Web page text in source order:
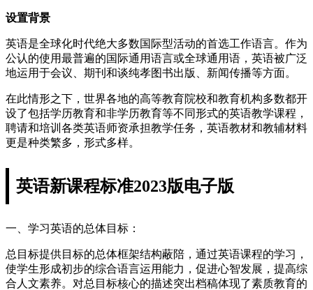
设置背景
英语是全球化时代绝大多数国际型活动的首选工作语言。作为
公认的使用最普遍的国际通用语言或全球通用语，英语被广泛
地运用于会议、期刊和谈纯孝图书出版、新闻传播等方面。
在此情形之下，世界各地的高等教育院校和教育机构多数都开
设了包括学历教育和非学历教育等不同形式的英语教学课程，
聘请和培训各类英语师资承担教学任务，英语教材和教辅材料
更是种类繁多，形式多样。
英语新课程标准2023版电子版
一、学习英语的总体目标：
总目标提供目标的总体框架结构蔽陪，通过英语课程的学习，
使学生形成初步的综合语言运用能力，促进心智发展，提高综
合人文素养。对总目标核心的描述突出档稿体现了素质教育的